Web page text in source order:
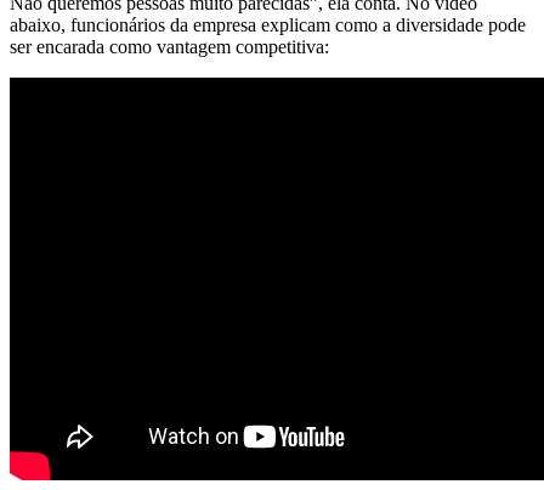
abaixo, funcionários da empresa explicam como a diversidade pode
ser encarada como vantagem competitiva: